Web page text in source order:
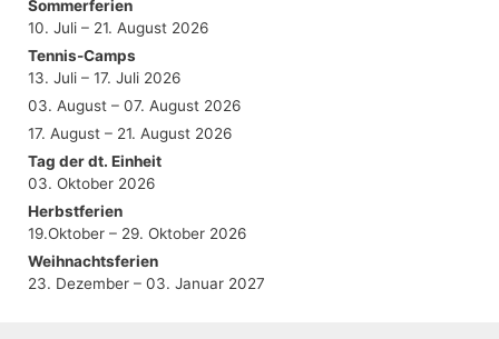
Sommerferien
10. Juli – 21. August 2026
Tennis-Camps
13. Juli – 17. Juli 2026
03. August – 07. August 2026
17. August – 21. August 2026
Tag der dt. Einheit
03. Oktober 2026
Herbstferien
19.Oktober – 29. Oktober 2026
Weihnachtsferien
23. Dezember – 03. Januar 2027